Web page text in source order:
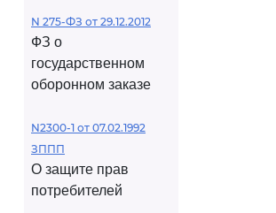
N 275-ФЗ от 29.12.2012
ФЗ о
государственном
оборонном заказе
N2300-1 от 07.02.1992
ЗППП
О защите прав
потребителей